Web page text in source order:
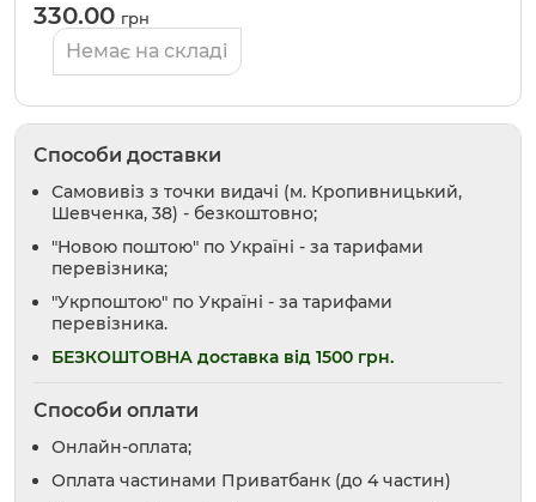
330.00 грн
Немає на складі
Способи доставки
Самовивіз з точки видачі (м. Кропивницький,
Шевченка, 38) - безкоштовно;
"Новою поштою" по Україні - за тарифами
перевізника;
"Укрпоштою" по Україні - за тарифами
перевізника.
БЕЗКОШТОВНА доставка від 1500 грн.
Способи оплати
Онлайн-оплата;
Оплата частинами Приватбанк (до 4 частин)